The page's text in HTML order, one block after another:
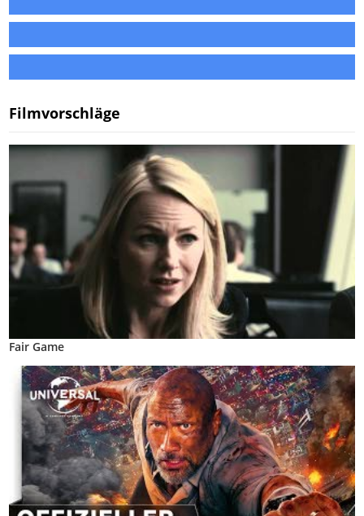
Filmvorschläge
Fair Game